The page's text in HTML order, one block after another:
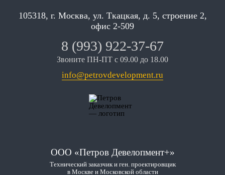
105318, г. Москва, ул. Ткацкая, д. 5, строение 2,
офис 2-509
8 (993) 922-37-67
Звоните ПН-ПТ с 09.00 до 18.00
info@petrovdevelopment.ru
ООО «Петров Девелопмент+»
Технический заказчик и ген. проектировщик
в Москве и Московской области